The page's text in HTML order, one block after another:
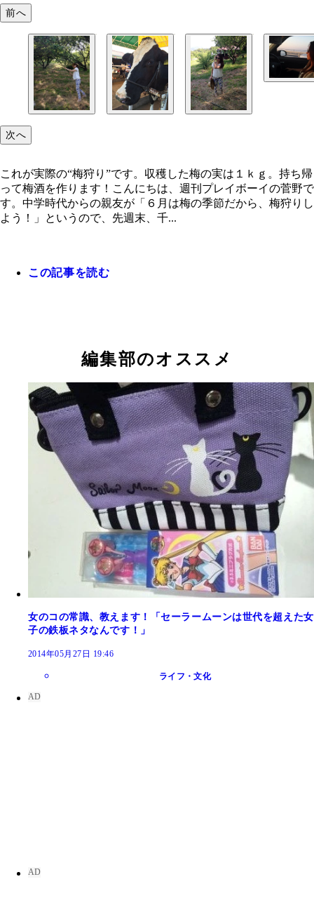
これが実際の“梅狩り”です。収穫した梅の実は１
前へ
次へ
これが実際の“梅狩り”です。収穫した梅の実は１ｋｇ。持ち帰
って梅酒を作ります！こんにちは、週刊プレイボーイの菅野で
す。中学時代からの親友が「６月は梅の季節だから、梅狩りし
よう！」というので、先週末、千...
この記事を読む
編集部のオススメ
女のコの常識、教えます！「セーラームーンは世代を超えた女
子の鉄板ネタなんです！」
2014年05月27日 19:46
ライフ・文化